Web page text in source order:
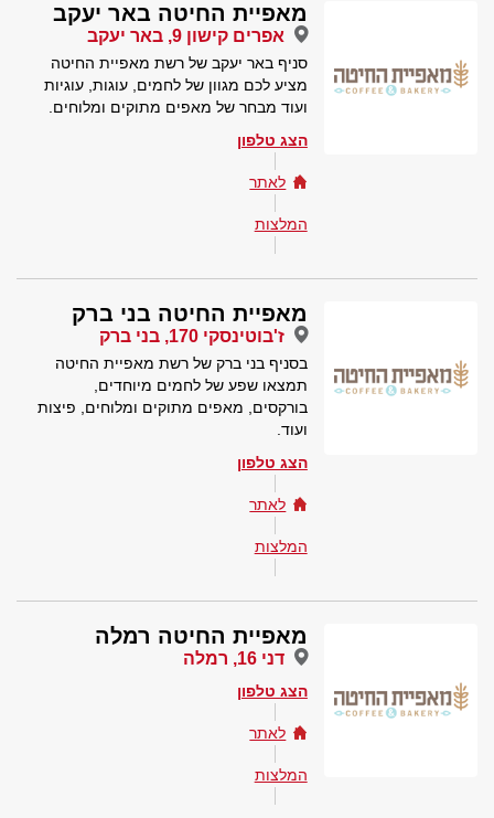
מאפיית החיטה באר יעקב
אפרים קישון 9, באר יעקב
סניף באר יעקב של רשת מאפיית החיטה
מציע לכם מגוון של לחמים, עוגות, עוגיות
ועוד מבחר של מאפים מתוקים ומלוחים.
הצג טלפון
לאתר
המלצות
מאפיית החיטה בני ברק
ז'בוטינסקי 170, בני ברק
בסניף בני ברק של רשת מאפיית החיטה
תמצאו שפע של לחמים מיוחדים,
בורקסים, מאפים מתוקים ומלוחים, פיצות
ועוד.
הצג טלפון
לאתר
המלצות
מאפיית החיטה רמלה
דני 16, רמלה
הצג טלפון
לאתר
המלצות